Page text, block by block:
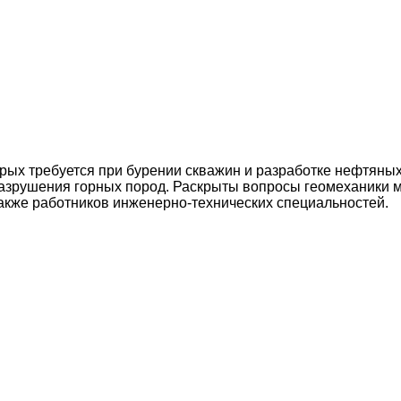
требуется при бурении скважин и разработке
горных пород. Раскрыты вопросы геомеханики
работников инженерно-технических специальностей.